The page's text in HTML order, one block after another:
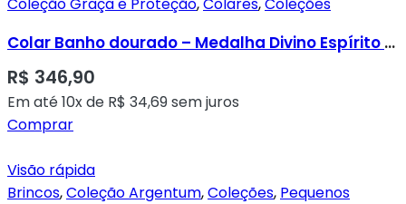
Colar Banho dourado – Medalha Divino Espírito Santo Cravada em Micro Zircônias Transparentes
R$ 346,90
Em até 10x de R$ 34,69sem juros
Comprar
Visão rápida
Brincos,Coleção Argentum,Coleções, Pequenos